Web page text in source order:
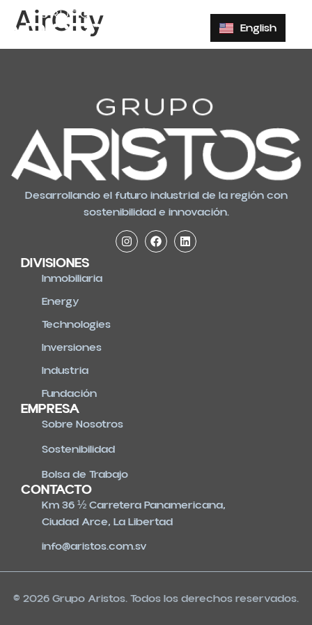
English
AirCity
Desarrollando el futuro industrial de la región con
sostenibilidad e innovación.
DIVISIONES
Inmobiliaria
Energy
Technologies
Inversiones
Industria
Fundación
EMPRESA
Sobre Nosotros
Sostenibilidad
Bolsa de Trabajo
CONTACTO
Km 36 ½ Carretera Panamericana,
Ciudad Arce, La Libertad
info@aristos.com.sv
© 2026 Grupo Aristos. Todos los derechos reservados.